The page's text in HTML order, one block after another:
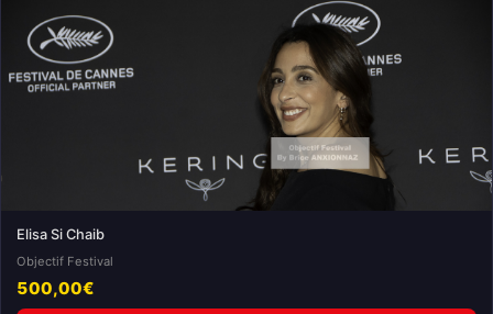
Elisa Si Chaib
Objectif Festival
500,00€